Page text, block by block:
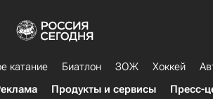
катание Биатлон ЗОЖ Хоккей
Продукты и сервисы Пресс-